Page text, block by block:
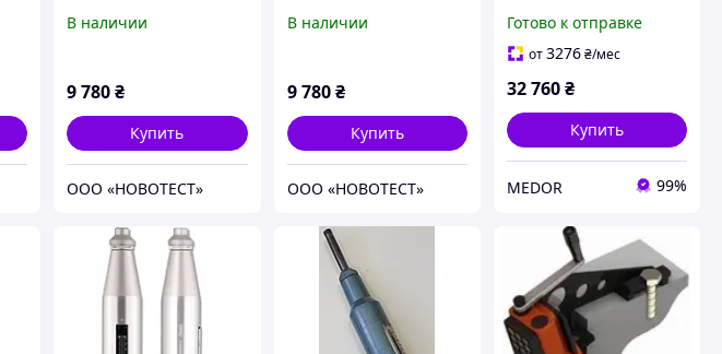
МШ-75
В наличии
9 780₴
Купить
ООО «НОВОТЕСТ»
МШ-20
В наличии
9 780 ₴
Купить
ООО «НОВОТЕСТ»
Готово к отправке
от3276₴/мес
32 760₴
Купить
MEDOR 99%